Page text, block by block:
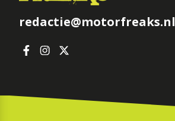
redactie@motorfreaks.nl